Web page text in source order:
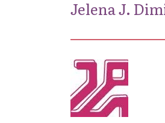
Jelena J.